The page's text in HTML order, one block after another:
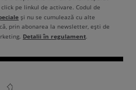
pe linkul de activare. Codul de
și nu se cumulează cu alte
prin abonarea la newsletter, ești de
Detalii în regulament.